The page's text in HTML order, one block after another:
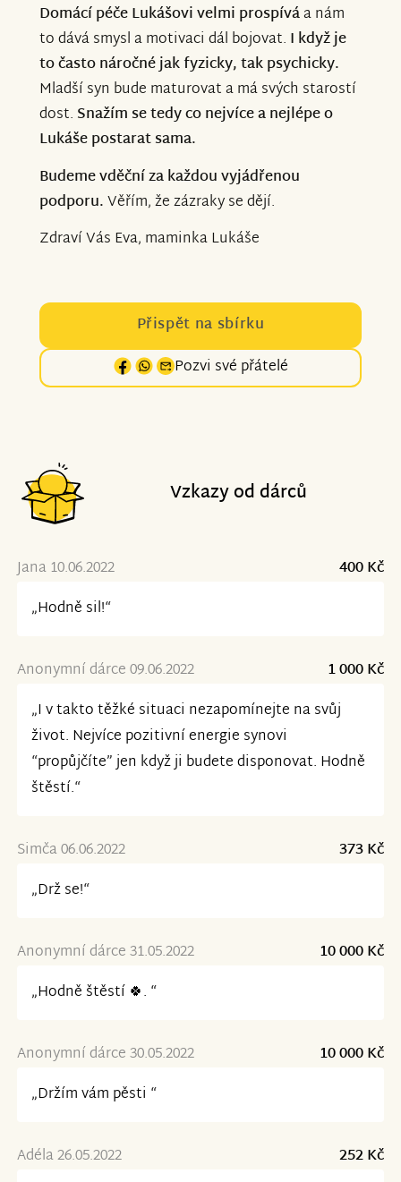
Domácí péče Lukášovi velmi prospíváa nám
to dává smysl a motivaci dál bojovat. I když je
to často náročné jak fyzicky, tak psychicky.
Mladší syn bude maturovat a má svých starostí
dost. Snažím se tedy co nejvíce a nejlépe o
Lukáše postarat sama.
Budeme vděční za každou vyjádřenou
podporu.Věřím, že zázraky se dějí.
Zdraví Vás Eva, maminka Lukáše
Přispět na sbírku
Pozvi své přátelé
Vzkazy od dárců
Jana 10.06.2022
400 Kč
„Hodně sil!“
Anonymní dárce 09.06.2022
1 000 Kč
„I v takto těžké situaci nezapomínejte na svůj
život. Nejvíce pozitivní energie synovi
“propůjčíte” jen když ji budete disponovat. Hodně
štěstí.“
Simča 06.06.2022
373 Kč
„Drž se!“
Anonymní dárce 31.05.2022
10 000 Kč
„Hodně štěstí 🍀. “
Anonymní dárce 30.05.2022
10 000 Kč
„Držím vám pěsti “
Adéla 26.05.2022 252 Kč